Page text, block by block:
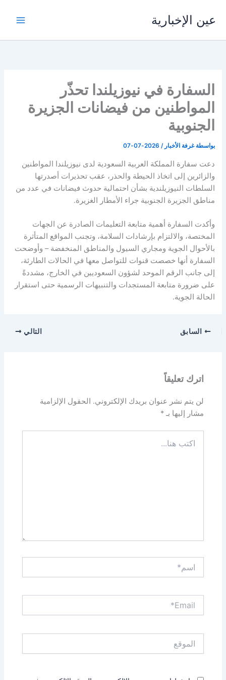
المحتوى
عين الإخبارية
السفارة في نيوزيلندا تحذّر
المواطنين من فيضانات الجزيرة
الجنوبية
بواسطة غرفة الأخبار/
2026-07-07
دعت سفارة المملكة العربية السعودية لدى نيوزيلندا المواطنين
والزائرين إلى اتخاذ الحيطة والحذر، عقب تحذيرات أصدرتها
السلطات النيوزيلندية بشأن احتمالية حدوث فيضانات في عدد من
مناطق الجزيرة الجنوبية جراء الأمطار الغزيرة.
وأكدت السفارة أهمية متابعة التعليمات الصادرة عن الجهات
المختصة، والالتزام بإرشادات السلامة، وتجنب المواقع المتأثرة
بالأحوال الجوية ومجاري السيول والمناطق المنخفضة – وأوضحت
السفارة أنها خصصت قنوات للتواصل معها في الحالات الطارئة،
إلى جانب الرقم الموحد لشؤون السعوديين في الخارج، مشددةً
على ضرورة متابعة المستجدات والتنبيهات الرسمية حتى استقرار
الحالة الجوية.
السابق التالي
اترك تعليقاً
لن يتم نشر عنوان بريدك الإلكتروني. الحقول الإلزامية
مشار إليها بـ*
هنا...